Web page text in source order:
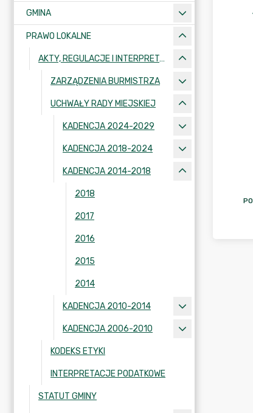
GMINA
PRAWO LOKALNE
AKTY, REGULACJE I INTERPRETACJE
ZARZĄDZENIA BURMISTRZA
UCHWAŁY RADY MIEJSKIEJ
KADENCJA 2024-2029
KADENCJA 2018-2024
KADENCJA 2014-2018
2018
2017
2016
2015
2014
KADENCJA 2010-2014
KADENCJA 2006-2010
KODEKS ETYKI
INTERPRETACJE PODATKOWE
STATUT GMINY